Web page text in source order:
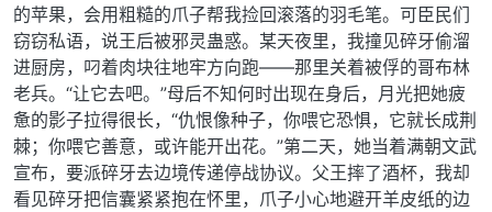
的苹果，会用粗糙的爪子帮我捡回滚落的羽毛笔。可臣民们
窃窃私语，说王后被邪灵蛊惑。某天夜里，我撞见碎牙偷溜
进厨房，叼着肉块往地牢方向跑——那里关着被俘的哥布林
老兵。“让它去吧。”母后不知何时出现在身后，月光把她疲
惫的影子拉得很长，“仇恨像种子，你喂它恐惧，它就长成荆
棘；你喂它善意，或许能开出花。”第二天，她当着满朝文武
宣布，要派碎牙去边境传递停战协议。父王摔了酒杯，我却
看见碎牙把信囊紧紧抱在怀里，爪子小心地避开羊皮纸的边